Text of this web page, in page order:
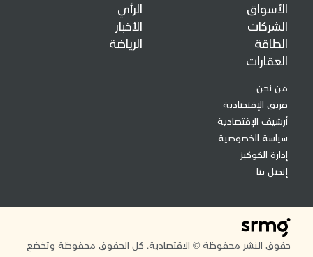
الأسواق
الشركات
الطاقة
العقارات
الرأي
الأخبار
الرياضة
من نحن
فريق الإقتصادية
أرشيف الإقتصادية
سياسة الخصوصية
إدارة الكوكيز
إتصل بنا
حقوق النشر محفوظة © الاقتصادية. كل الحقوق محفوظة وتخضع